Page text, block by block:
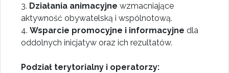
3. Działania animacyjne wzmacniające
aktywność obywatelską i wspólnotową.
4. Wsparcie promocyjne i informacyjne dla
oddolnych inicjatyw oraz ich rezultatów.
Podział terytorialny i operatorzy: